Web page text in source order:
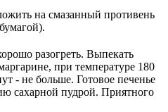
на смазанный противень
разогреть. Выпекать
при температуре 180
- не больше. Готовое печенье
сахарной пудрой. Приятного